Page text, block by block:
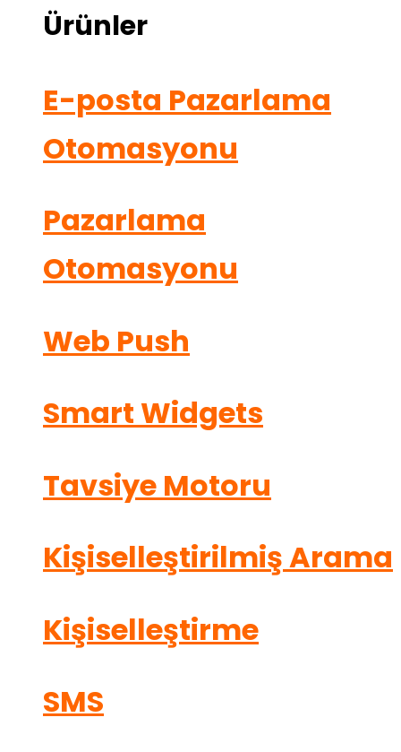
Ürünler
E-posta Pazarlama
Otomasyonu
Pazarlama
Otomasyonu
Web Push
Smart Widgets
Tavsiye Motoru
Kişiselleştirilmiş Arama
Kişiselleştirme
SMS